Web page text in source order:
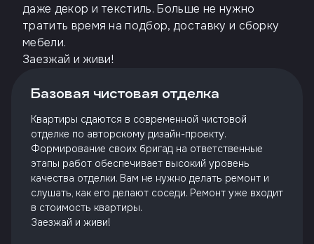
даже декор и текстиль. Больше не нужно
тратить время на подбор, доставку и сборку
мебели.
Заезжай и живи!
Базовая чистовая отделка
Квартиры сдаются в современной чистовой
отделке по авторскому дизайн-проекту.
Формирование своих бригад на ответственные
этапы работ обеспечивает высокий уровень
качества отделки. Вам не нужно делать ремонт и
слушать, как его делают соседи. Ремонт уже входит
в стоимость квартиры.
Заезжай и живи!